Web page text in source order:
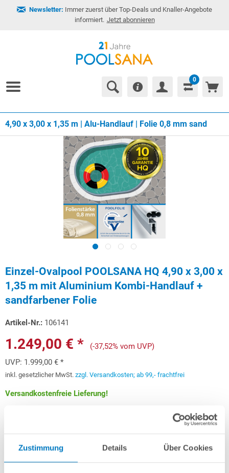
Zustimmung Details Über Cookies
Newsletter: Immer zuerst über Top-Deals und Knaller-Angebote
informiert. Jetzt abonnieren
0
4,90 x 3,00 x 1,35 m | Alu-Handlauf | Folie 0,8 mm sand
Einzel-Ovalpool POOLSANA HQ 4,90 x 3,00 x
1,35 m mit Aluminium Kombi-Handlauf +
sandfarbener Folie
Artikel-Nr.: 106141
1.249,00 € *
(-37,52% vom UVP)
UVP: 1.999,00 € *
inkl. gesetzlicher MwSt. zzgl. Versandkosten; ab 99,- frachtfrei
Versandkostenfreie Lieferung!
Weitere Informationen